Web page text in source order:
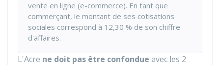
vente en ligne (e-commerce). En tant que
commerçant, le montant de ses cotisations
sociales correspond à 12,30 % de son chiffre
d'affaires.
L'Acre ne doit pas être confondue avec les 2